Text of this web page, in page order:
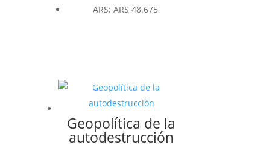
precio precio
ARS:ARS 48.675
Geopolítica de la
autodestrucción